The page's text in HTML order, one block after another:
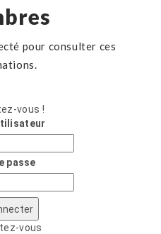
pour consulter ces
vous !
passe
vous